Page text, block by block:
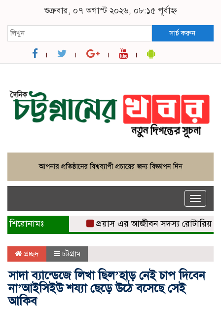
শুক্রবার, ০৭ অগাস্ট ২০২৬, ০৮:১৫ পূর্বাহ্ন
সার্চ করুন
Toggle
শিরোনামঃ প্রয়াস এর আজীবন সদস্য রোটারিয়ান
প্রচ্ছদ চট্টগ্রাম
সাদা ব্যান্ডেজে লিখা ছিল’হাড় নেই চাপ দিবেন
না’আইসিইউ শয্যা ছেড়ে উঠে বসেছে সেই
আকিব